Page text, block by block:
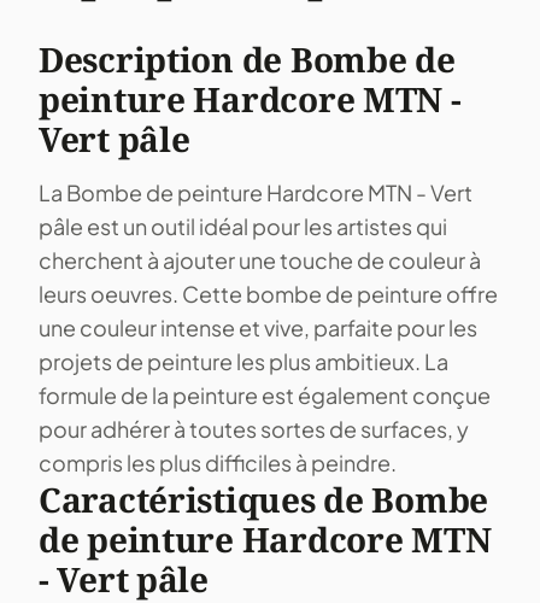
Description de Bombe de
peinture Hardcore MTN -
Vert pâle
La Bombe de peinture Hardcore MTN - Vert
pâle est un outil idéal pour les artistes qui
cherchent à ajouter une touche de couleur à
leurs oeuvres. Cette bombe de peinture offre
une couleur intense et vive, parfaite pour les
projets de peinture les plus ambitieux. La
formule de la peinture est également conçue
pour adhérer à toutes sortes de surfaces, y
compris les plus difficiles à peindre.
Caractéristiques de Bombe
de peinture Hardcore MTN
- Vert pâle